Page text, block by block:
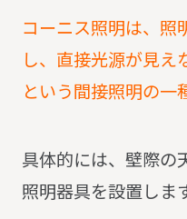
コーニス照明は、照
し、直接光源が見え
という間接照明の一
具体的には、壁際の
照明器具を設置しま